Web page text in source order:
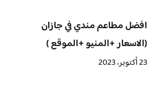
افضل مطاعم مندي في جازان
(الاسعار +المنيو +الموقع )
23 أكتوبر، 2023